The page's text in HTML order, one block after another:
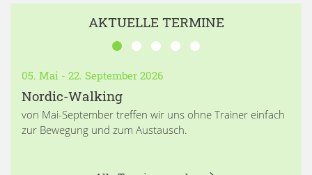
AKTUELLE TERMINE
05. Mai - 22. September 2026
Nordic-Walking
von Mai-September treffen wir uns ohne Trainer einfach
zur Bewegung und zum Austausch.